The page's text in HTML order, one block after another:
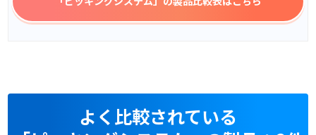
よく比較されている